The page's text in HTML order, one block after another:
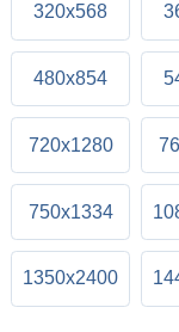
320x568
480x854
720x1280
750x1334
1350x2400